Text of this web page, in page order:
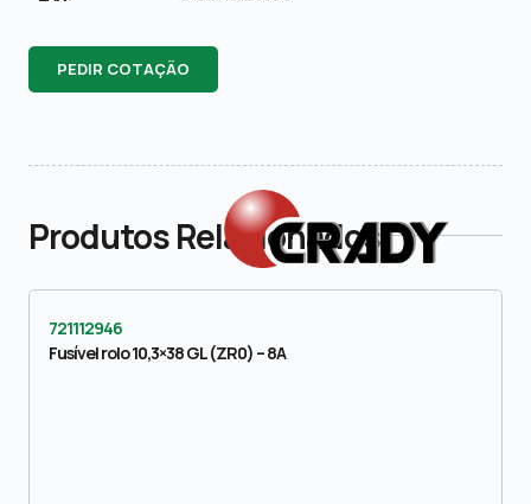
PEDIR COTAÇÃO
Produtos Relacionados
721112946
Fusível rolo 10,3×38 GL (ZR0) – 8A